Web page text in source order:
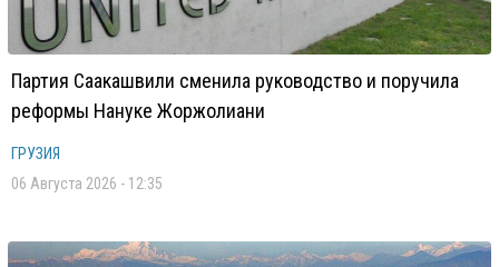
Партия Саакашвили сменила руководство и поручила
реформы Нануке Жоржолиани
ГРУЗИЯ
06 Августа 2026 - 12:35